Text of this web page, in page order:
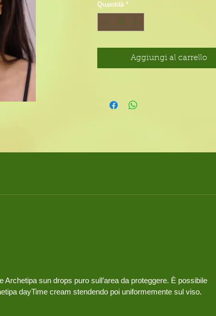
ad ampio spettro,
danni ossidativi
agingindotti dall’esposizione ai raggi
Quantità *
Aggiungi al carrello
sun drops puro sull’area da proteggere. È possibile
dayTime cream stendendo poi uniformemente sul viso.